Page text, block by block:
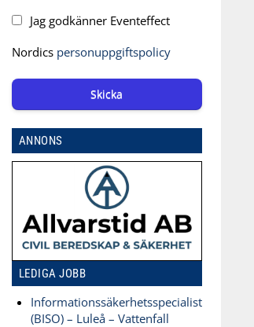
Jag godkänner Eventeffect
Nordics personuppgiftspolicy
Skicka
ANNONS
LEDIGA JOBB
Informationssäkerhetsspecialist
(BISO) – Luleå – Vattenfall